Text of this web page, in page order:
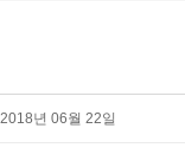
2018년 06월 22일